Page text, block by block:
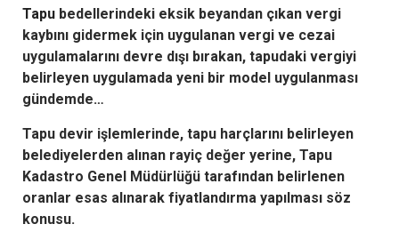
Tapu bedellerindeki eksik beyandan çıkan vergi
kaybını gidermek için uygulanan vergi ve cezai
uygulamalarını devre dışı bırakan, tapudaki vergiyi
belirleyen uygulamada yeni bir model uygulanması
gündemde…
Tapu devir işlemlerinde, tapu harçlarını belirleyen
belediyelerden alınan rayiç değer yerine, Tapu
Kadastro Genel Müdürlüğü tarafından belirlenen
oranlar esas alınarak fiyatlandırma yapılması söz
konusu.